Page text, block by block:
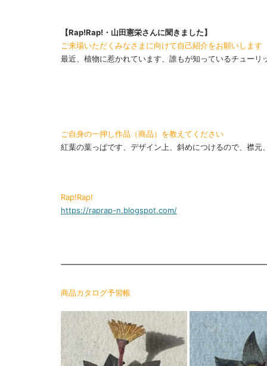
【Rap!Rap!・山田憲栄さんに聞きました】
ご来場いただくみなさまに向けて自己紹介をお願いします
最近、植物に惹かれています、誰もが知っているチューリ
ご自身の一押し作品（商品）を教えてください
紅葉の葉っぱです、デザイン上、斜めにつけるので、襟元
Rap!Rap!
https://raprap-n.blogspot.com/
商品カタログ予習帳